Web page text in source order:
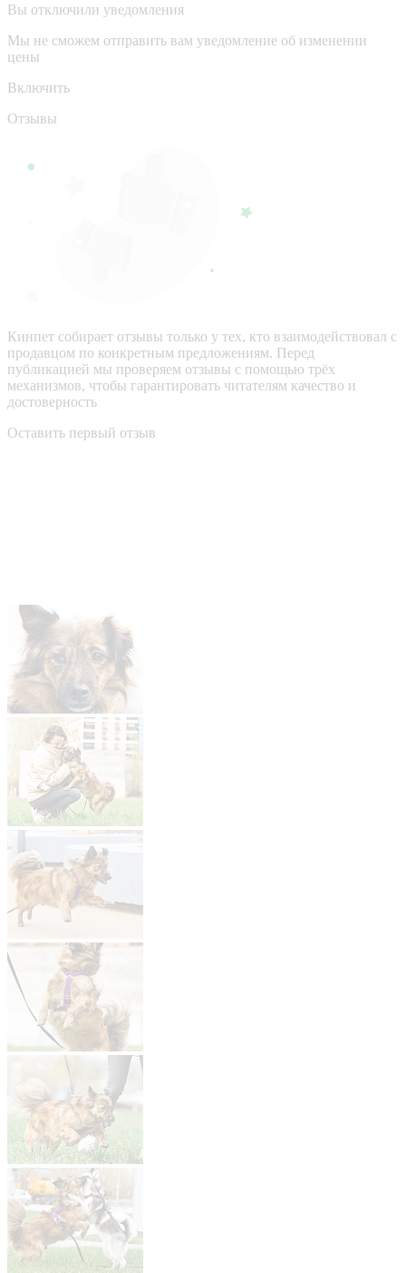
Вы отключили уведомления
Мы не сможем отправить вам уведомление об изменении
цены
Включить
Отзывы
Кинпет собирает отзывы только у тех, кто взаимодействовал с
продавцом по конкретным предложениям. Перед
публикацией мы проверяем отзывы с помощью трёх
механизмов, чтобы гарантировать читателям качество и
достоверность
Оставить первый отзыв